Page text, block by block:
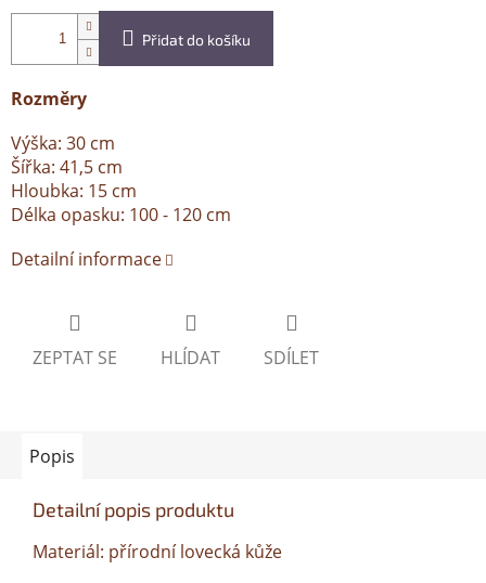
Přidat do košíku
Rozměry
Výška: 30 cm
Šířka: 41,5 cm
Hloubka: 15 cm
Délka opasku: 100 - 120 cm
Detailní informace
ZEPTAT SE HLÍDAT SDÍLET
Popis
Detailní popis produktu
Materiál: přírodní lovecká kůže